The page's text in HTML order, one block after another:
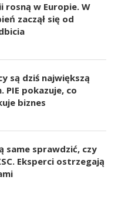
rosną w Europie. W
zaczął się od
są dziś największą
PIE pokazuje, co
biznes
same sprawdzić, czy
Eksperci ostrzegają